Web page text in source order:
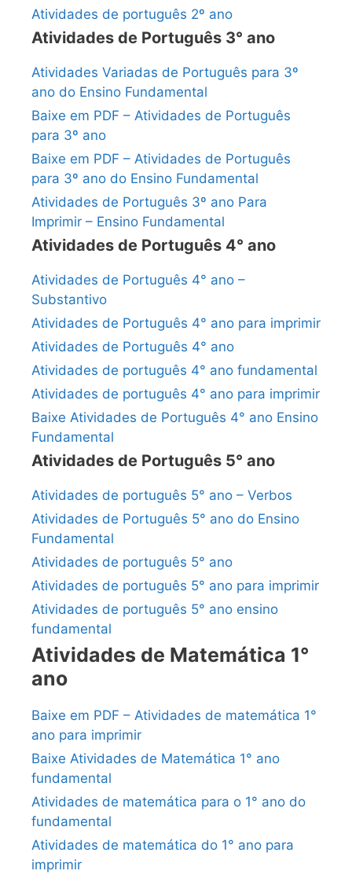
Atividades de português 2º ano
Atividades de Português 3° ano
Atividades Variadas de Português para 3º
ano do Ensino Fundamental
Baixe em PDF – Atividades de Português
para 3º ano
Baixe em PDF – Atividades de Português
para 3º ano do Ensino Fundamental
Atividades de Português 3º ano Para
Imprimir – Ensino Fundamental
Atividades de Português 4° ano
Atividades de Português 4° ano –
Substantivo
Atividades de Português 4° ano para imprimir
Atividades de Português 4° ano
Atividades de português 4° ano fundamental
Atividades de português 4° ano para imprimir
Baixe Atividades de Português 4° ano Ensino
Fundamental
Atividades de Português 5° ano
Atividades de português 5° ano – Verbos
Atividades de Português 5° ano do Ensino
Fundamental
Atividades de português 5° ano
Atividades de português 5° ano para imprimir
Atividades de português 5° ano ensino
fundamental
Atividades de Matemática 1°
ano
Baixe em PDF – Atividades de matemática 1°
ano para imprimir
Baixe Atividades de Matemática 1° ano
fundamental
Atividades de matemática para o 1° ano do
fundamental
Atividades de matemática do 1° ano para
imprimir